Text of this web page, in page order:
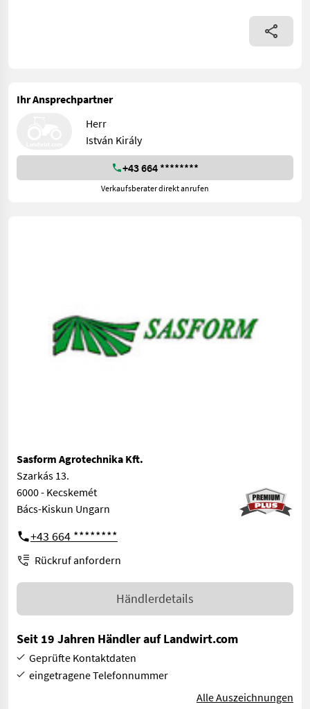
Ihr Ansprechpartner
Herr
István Király
+43 664 ********
Verkaufsberater direkt anrufen
Sasform Agrotechnika Kft.
Szarkás 13.
6000 - Kecskemét
Bács-Kiskun Ungarn
+43 664 ********
Rückruf anfordern
Händlerdetails
Seit 19 Jahren Händler auf Landwirt.com
Geprüfte Kontaktdaten
eingetragene Telefonnummer
Alle Auszeichnungen